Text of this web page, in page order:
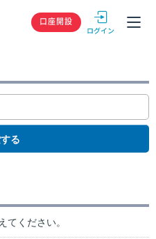
GMOクリック
口座開設
る
てください。